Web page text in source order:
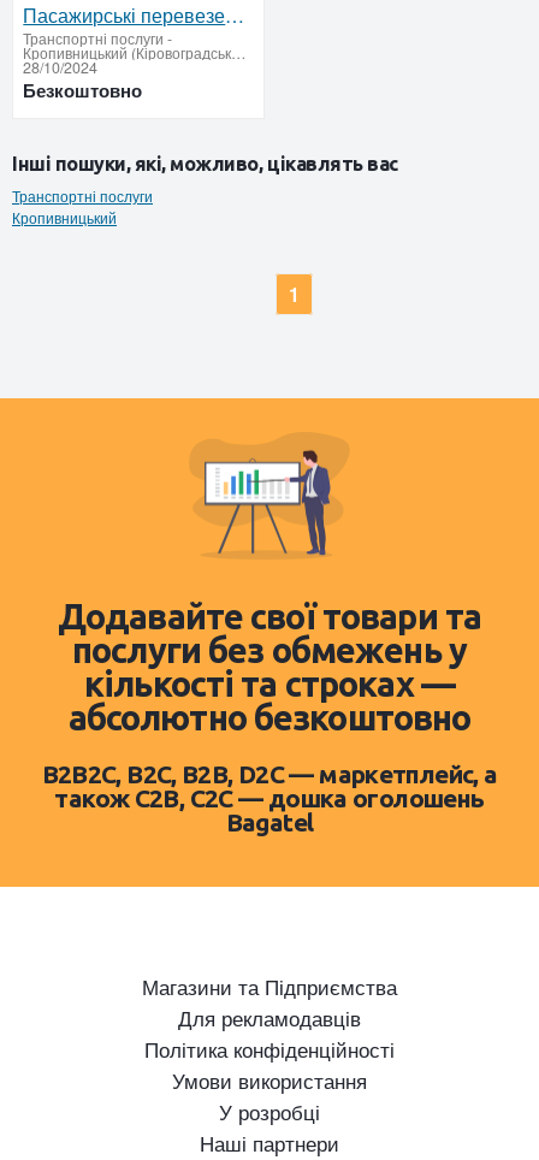
Пасажирські перевезення — комфортабельні автобуси на 40-55 місць
Транспортні послуги -
Кропивницький (Кіровоградська область продати купити)
28/10/2024
Безкоштовно
Інші пошуки, які, можливо, цікавлять вас
Транспортні послуги
Кропивницький
1
Додавайте свої товари та
послуги без обмежень у
кількості та строках —
абсолютно безкоштовно
B2B2C, B2C, B2B, D2C — маркетплейс, а
також C2B, C2C — дошка оголошень
Bagatel
Магазини та Підприємства
Для рекламодавців
Політика конфіденційності
Умови використання
У розробці
Наші партнери